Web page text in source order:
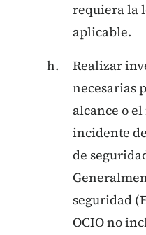
requiera la
aplicable.
Realizar
necesarias
alcance o
incidente
de
seguridad
OCIO no